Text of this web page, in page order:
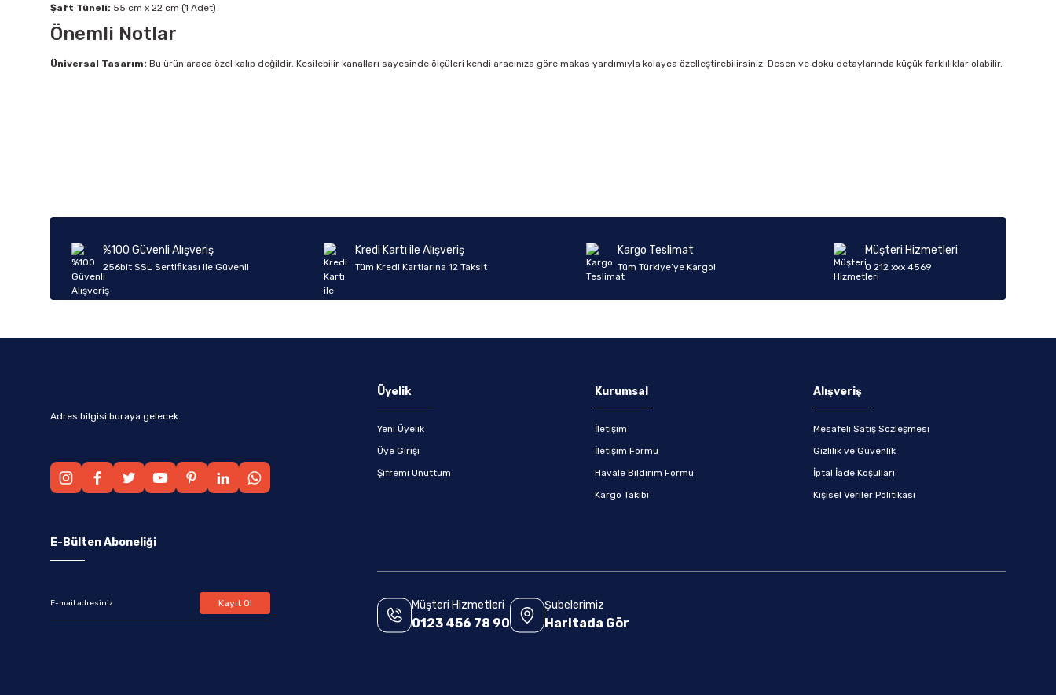
Şaft Tüneli: 55 cm x 22 cm (1 Adet)
Önemli Notlar
Üniversal Tasarım: Bu ürün araca özel kalıp değildir. Kesilebilir kanalları sayesinde ölçüleri kendi aracınıza göre makas yardımıyla kolayca özelleştirebilirsiniz. Desen ve doku detaylarında küçük farklılıklar olabilir.
Ürün fiyatı diğer sitelerden daha pahalı.
Bu ürüne benzer farklı alternatifler olmalı.
%100 Güvenli Alışveriş
256bit SSL Sertifikası ile Güvenli
Kredi Kartı ile Alışveriş
Tüm Kredi Kartlarına 12 Taksit
Kargo Teslimat
Tüm Türkiye’ye Kargo!
Müşteri Hizmetleri
0 212 xxx 4569
Adres bilgisi buraya gelecek.
Üyelik
Yeni Üyelik
Üye Girişi
Şifremi Unuttum
Kurumsal
İletişim
İletişim Formu
Havale Bildirim Formu
Kargo Takibi
Alışveriş
Mesafeli Satış Sözleşmesi
Gizlilik ve Güvenlik
İptal İade Koşullari
Kişisel Veriler Politikası
E-Bülten Aboneliği
Kayıt Ol Müşteri Hizmetleri
0123 456 78 90
Şubelerimiz
Haritada Gör